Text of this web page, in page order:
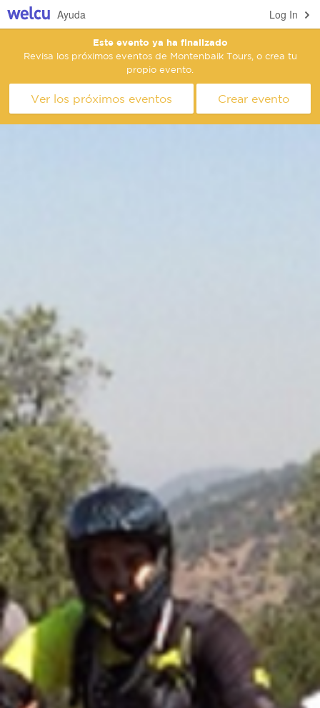
Log In
Ayuda
Este evento ya ha finalizado
Revisa los próximos eventos de Montenbaik Tours, o crea tu
propio evento.
Ver los próximos eventos Crear evento